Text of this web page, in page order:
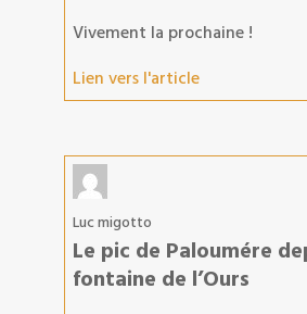
Vivement la prochaine !
Lien vers l'article
Luc migotto
Le pic de Paloumére
fontaine de l’Ours